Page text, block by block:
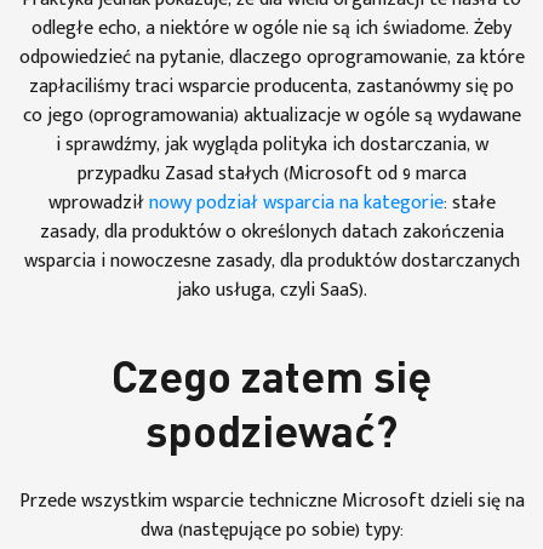
odległe echo, a niektóre w ogóle nie są ich świadome. Żeby
odpowiedzieć na pytanie, dlaczego oprogramowanie, za które
zapłaciliśmy traci wsparcie producenta, zastanówmy się po
co jego (oprogramowania) aktualizacje w ogóle są wydawane
i sprawdźmy, jak wygląda polityka ich dostarczania, w
przypadku Zasad stałych (Microsoft od 9 marca
wprowadziłnowy podział wsparcia na kategorie: stałe
zasady, dla produktów o określonych datach zakończenia
wsparcia i nowoczesne zasady, dla produktów dostarczanych
jako usługa, czyli SaaS).
Czego zatem się
spodziewać?
Przede wszystkim wsparcie techniczne Microsoft dzieli się na
dwa (następujące po sobie) typy: